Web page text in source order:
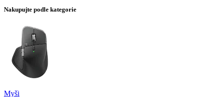
Nakupujte podle kategorie
Myši